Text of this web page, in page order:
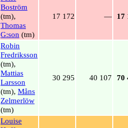
Boström
(tm),
Thomas
G:son (tm)
17 172 — 17
Robin
Fredriksson
(tm),
Mattias
Larsson
(tm), Måns
Zelmerlöw
(tm)
30 295 40 107 70
Louise